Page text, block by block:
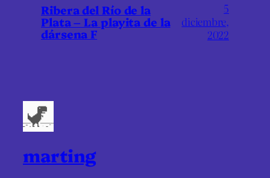
Ribera del Río de la
Plata – La playita de la
dársena F
5
diciembre,
2022
marting